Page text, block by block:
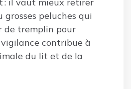
: il vaut mieux retirer
grosses peluches qui
de tremplin pour
contribue à
du lit et de la